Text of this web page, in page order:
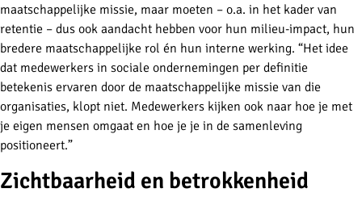
maatschappelijke missie, maar moeten – o.a. in het kader van
retentie – dus ook aandacht hebben voor hun milieu-impact, hun
bredere maatschappelijke rol én hun interne werking. “Het idee
dat medewerkers in sociale ondernemingen per definitie
betekenis ervaren door de maatschappelijke missie van die
organisaties, klopt niet. Medewerkers kijken ook naar hoe je met
je eigen mensen omgaat en hoe je je in de samenleving
positioneert.”
Zichtbaarheid en betrokkenheid